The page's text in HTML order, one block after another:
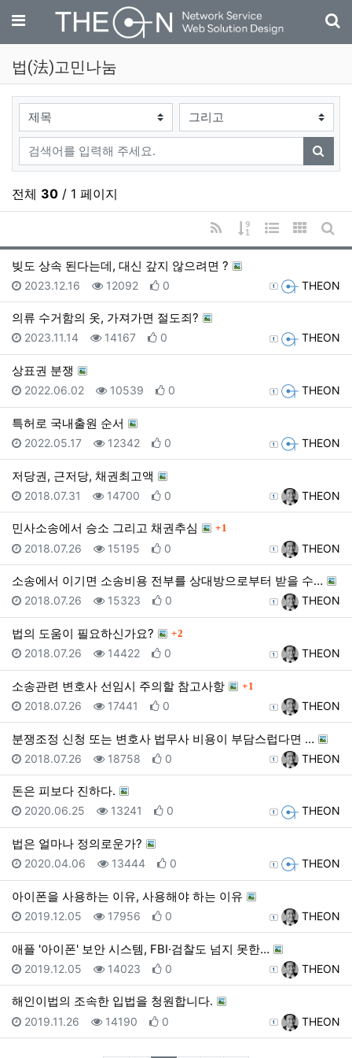
메뉴
법(法)고민나눔
검색대상
검색어
검색
전체 30 / 1 페이지
RSS
게시물 정렬
웹진 스타일
갤러리게
빚도 상속 된다는데, 대신 갚지 않으려면 ?
등록자 THEON
등록일
2023.12.16 조회
12092 추천
0
의류 수거함의 옷, 가져가면 절도죄?
등록자 THEON
등록일
2023.11.14 조회
14167 추천
0
상표권 분쟁
등록자 THEON
등록일
2022.06.02 조회
10539 추천
0
특허로 국내출원 순서
등록자 THEON
등록일
2022.05.17 조회
12342 추천
0
저당권, 근저당, 채권최고액
등록자 THEON
등록일
2018.07.31 조회
14700 추천
0
민사소송에서 승소 그리고 채권추심 댓글
1
등록자 THEON
등록일
2018.07.26 조회
15195 추천
0
소송에서 이기면 소송비용 전부를 상대방으로부터 받을 수…
등록자 THEON
등록일
2018.07.26 조회
15323 추천
0
법의 도움이 필요하신가요? 댓글
2
등록자 THEON
등록일
2018.07.26 조회
14422 추천
0
소송관련 변호사 선임시 주의할 참고사항 댓글
1
등록자 THEON
등록일
2018.07.26 조회
17441 추천
0
분쟁조정 신청 또는 변호사 법무사 비용이 부담스럽다면 …
등록자 THEON
등록일
2018.07.26 조회
18758 추천
0
돈은 피보다 진하다.
등록자 THEON
등록일
2020.06.25 조회
13241 추천
0
법은 얼마나 정의로운가?
등록자 THEON
등록일
2020.04.06 조회
13444 추천
0
아이폰을 사용하는 이유, 사용해야 하는 이유
등록자 THEON
등록일
2019.12.05 조회
17956 추천
0
애플 '아이폰' 보안 시스템, FBI·검찰도 넘지 못한…
등록자 THEON
등록일
2019.12.05 조회
14023 추천
0
해인이법의 조속한 입법을 청원합니다.
등록자 THEON
등록일
2019.11.26 조회
14190 추천
0